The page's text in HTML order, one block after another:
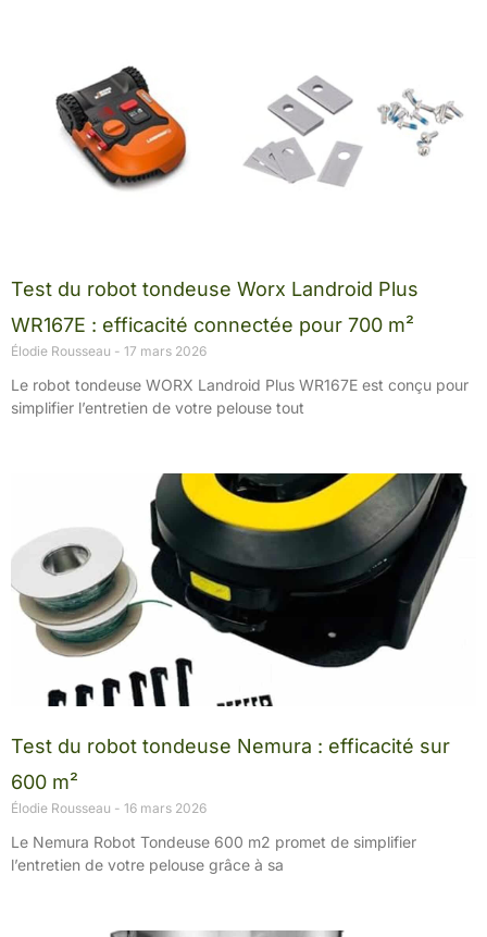
Test du robot tondeuse Worx Landroid Plus
WR167E : efficacité connectée pour 700 m²
Élodie Rousseau 17 mars 2026
Le robot tondeuse WORX Landroid Plus WR167E est conçu pour
simplifier l’entretien de votre pelouse tout
Test du robot tondeuse Nemura : efficacité sur
600 m²
Élodie Rousseau 16 mars 2026
Le Nemura Robot Tondeuse 600 m2 promet de simplifier
l’entretien de votre pelouse grâce à sa